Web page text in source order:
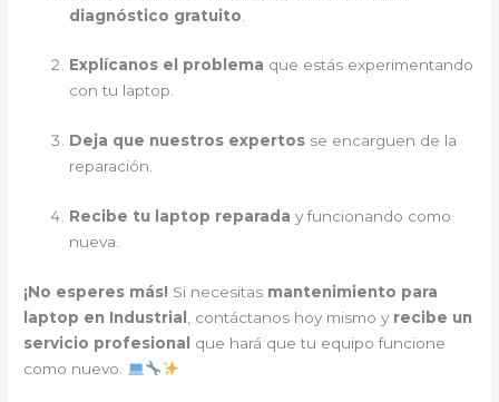
diagnóstico gratuito
Explícanos el problema que estás experimentando
con tu laptop.
Deja que nuestros expertos se encarguen de la
reparación.
Recibe tu laptop reparada y funcionando como
nueva.
¡No esperes más! Si necesitas mantenimiento para
laptop en Industrial
, contáctanos hoy mismo y recibe un
servicio profesional
que hará que tu equipo funcione
como nuevo.